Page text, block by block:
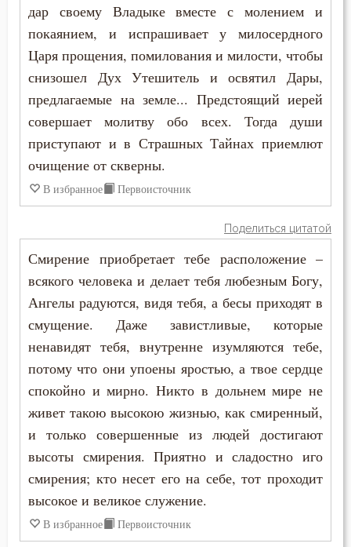
Человек
Человекоугодие
Честь
Чревоугодие
Чтение
Щедрость
Юность
Язык
дар своему Владыке вместе с молением и
покаянием, и испрашивает у милосердного
Царя прощения, помилования и милости, чтобы
снизошел Дух Утешитель и освятил Дары,
предлагаемые на земле... Предстоящий иерей
совершает молитву обо всех. Тогда души
приступают и в Страшных Тайнах приемлют
очищение от скверны.
В избранное Первоисточник
Поделиться цитатой
Смирение приобретает тебе расположение –
всякого человека и делает тебя любезным Богу,
Ангелы радуются, видя тебя, а бесы приходят в
смущение. Даже завистливые, которые
ненавидят тебя, внутренне изумляются тебе,
потому что они упоены яростью, а твое сердце
спокойно и мирно. Никто в дольнем мире не
живет такою высокою жизнью, как смиренный,
и только совершенные из людей достигают
высоты смирения. Приятно и сладостно иго
смирения; кто несет его на себе, тот проходит
высокое и великое служение.
В избранное Первоисточник